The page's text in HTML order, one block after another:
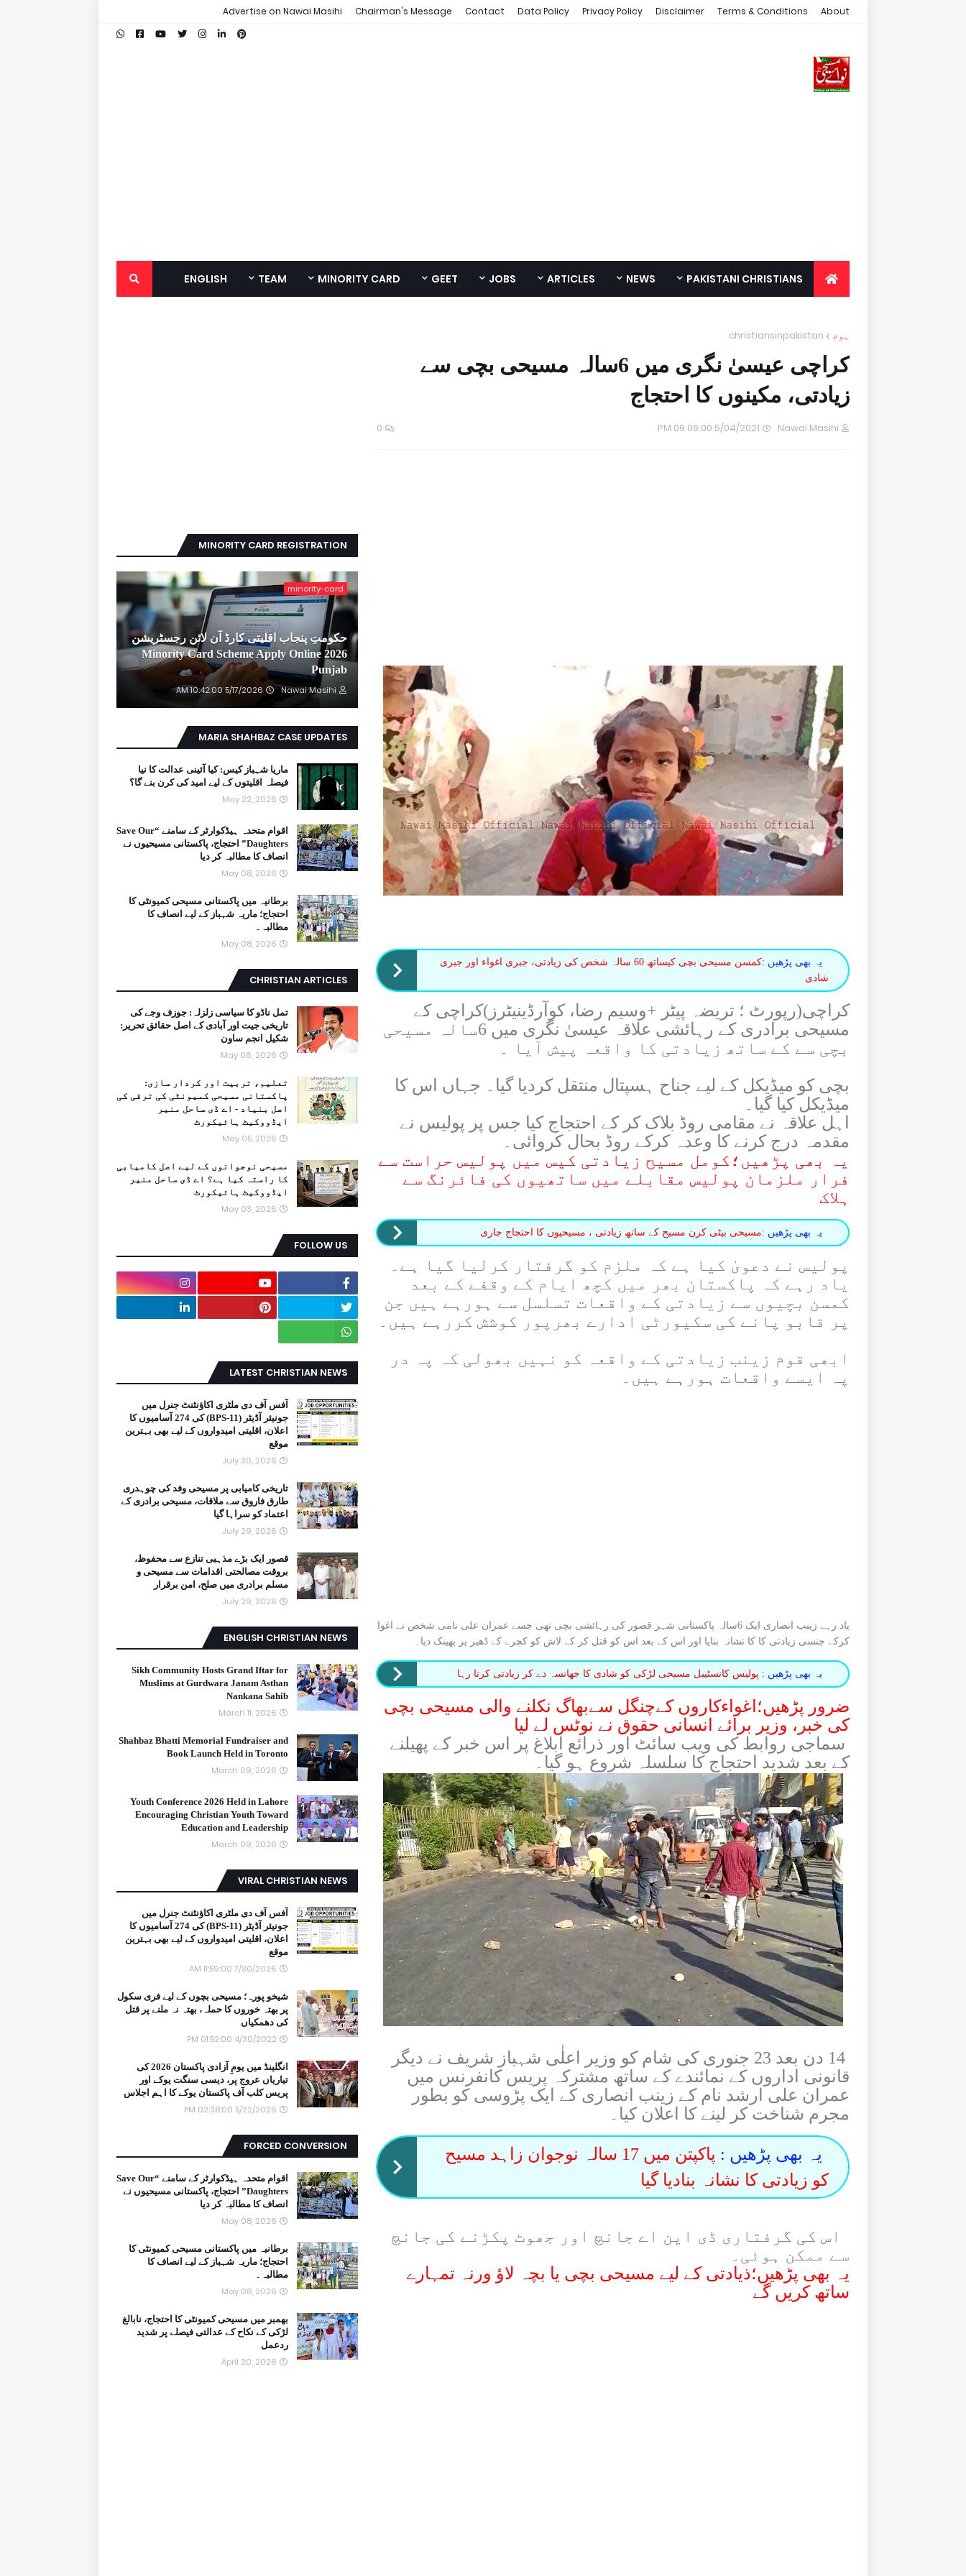
About
Terms & Conditions
Disclaimer
Privacy Policy
Data Policy
Contact
Chairman's Message
Advertise on Nawai Masihi
PAKISTANI CHRISTIANS
NEWS
ARTICLES
JOBS
GEET
MINORITY CARD
TEAM
ENGLISH
ہوم christiansinpakistan
کراچی عیسیٰ نگری میں 6سالہ مسیحی بچی سے
زیادتی، مکینوں کا احتجاج
Nawai Masihi
5/04/2021 09:06:00 PM
0
یہ بھی پڑھیں :
کمسن مسیحی بچی کیساتھ 60 سالہ شخص کی زیادتی، جبری اغواء اور جبری
شادی
کراچی(رپورٹ ؛ تریضہ پیٹر +وسیم رضا، کوآرڈینیٹرز)کراچی کے
مسیحی برادری کے رہائشی علاقہ عیسیٰ نگری میں 6سالہ مسیحی
بچی سے کے ساتھ زیادتی کا واقعہ پیش آیا ۔
بچی کو میڈیکل کے لیے جناح ہسپتال منتقل کردیا گیا۔ جہاں اس کا
میڈیکل کیا گیا۔
اہل علاقہ نے مقامی روڈ بلاک کر کے احتجاج کیا جس پر پولیس نے
مقدمہ درج کرنے کا وعدہ کرکے روڈ بحال کروائی۔
یہ بھی پڑھیں؛کومل مسیح زیادتی کیس میں پولیس حراست سے
فرار ملزمان پولیس مقابلے میں ساتھیوں کی فائرنگ سے
ہلاک
یہ بھی پڑھیں :مسیحی بیٹی کرن مسیح کے ساتھ زیادتی ، مسیحیوں کا احتجاج جاری
پولیس نے دعویٰ کیا ہے کہ ملزم کو گرفتار کرلیا گیا ہے۔
یاد رہے کہ پاکستان بھر میں کچھ ایام کے وقفے کے بعد
کمسن بچیوں سے زیادتی کے واقعات تسلسل سے ہورہے ہیں جن
پر قابو پانے کی سکیورٹی ادارے بھرپور کوشش کررہے ہیں۔
ابھی قوم زینب زیادتی کے واقعہ کو نہیں بھولی کہ پہ در
پہ ایسے واقعات ہورہے ہیں۔
یاد رہے زینب انصاری ایک 6سالہ پاکستانی شہر قصور کی رہائشی بچی تھی جسے عمران علی نامی شخص نے اغوا
کرکے جنسی زیادتی کا کا نشانہ بنایا اور اس کے بعد اس کو قتل کر کے لاش کو کچرے کے ڈھیر پر پھینک دیا۔
یہ بھی پڑھیں : پولیس کانسٹیبل مسیحی لڑکی کو شادی کا جھانسہ دے کر زیادتی کرتا رہا
ضرور پڑھیں؛اغواءکاروں کےچنگل سےبھاگ نکلنے والی مسیحی بچی
کی خبر، وزیر برائے انسانی حقوق نے نوٹس لے لیا
سماجی روابط کی ویب سائٹ اور ذرائع ابلاغ پر اس خبر کے پھیلنے
کے بعد شدید احتجاج کا سلسلہ شروع ہو گیا۔
14 دن بعد 23 جنوری کی شام کو وزیر اعلٰی شہباز شریف نے دیگر
قانونی اداروں کے نمائندے کے ساتھ مشترکہ پریس کانفرنس میں
عمران علی ارشد نام کے زینب انصاری کے ایک پڑوسی کو بطور
مجرم شناخت کر لینے کا اعلان کیا۔
یہ بھی پڑھیں :
پاکپتن میں 17 سالہ نوجوان زاہد مسیح
کو زیادتی کا نشانہ بنادیا گیا
اس کی گرفتاری ڈی این اے جانچ اور جھوٹ پکڑنے کی جانچ
سے ممکن ہوئی۔
یہ بھی پڑھیں؛ذیادتی کے لیے مسیحی بچی یا بچہ لاؤ ورنہ تمہارے
ساتھ کریں گے
MINORITY CARD REGISTRATION
minority-card
حکومتِ پنجاب اقلیتی کارڈ آن لائن رجسٹریشن
2026 Minority Card Scheme Apply Online
Punjab
Nawai Masihi
5/17/2026 10:42:00 AM
MARIA SHAHBAZ CASE UPDATES
ماریا شہباز کیس: کیا آئینی عدالت کا نیا
فیصلہ اقلیتوں کے لیے امید کی کرن بنے گا؟
May 22, 2026
اقوام متحدہ ہیڈکوارٹر کے سامنے “Save Our
Daughters” احتجاج، پاکستانی مسیحیوں نے
انصاف کا مطالبہ کر دیا
May 08, 2026
برطانیہ میں پاکستانی مسیحی کمیونٹی کا
احتجاج؛ ماریہ شہباز کے لیے انصاف کا
مطالبہ۔
May 08, 2026
CHRISTIAN ARTICLES
تمل ناڈو کا سیاسی زلزلہ: جوزف وجے کی
تاریخی جیت اور آبادی کے اصل حقائق تحریر:
شکیل انجم ساون
May 06, 2026
تعلیم، تربیت اور کردار سازی:
پاکستانی مسیحی کمیونٹی کی ترقی کی
اصل بنیاد - اے ڈی ساحل منیر
ایڈووکیٹ ہائیکورٹ
May 05, 2026
مسیحی نوجوانوں کے لیے اصل کامیابی
کا راستہ کیا ہے؟ اے ڈی ساحل منیر
ایڈووکیٹ ہائیکورٹ
May 03, 2026
FOLLOW US
LATEST CHRISTIAN NEWS
آفس آف دی ملٹری اکاؤنٹنٹ جنرل میں
جونیئر آڈیٹر (BPS-11) کی 274 آسامیوں کا
اعلان، اقلیتی امیدواروں کے لیے بھی بہترین
موقع
July 30, 2026
تاریخی کامیابی پر مسیحی وفد کی چوہدری
طارق فاروق سے ملاقات، مسیحی برادری کے
اعتماد کو سراہا گیا
July 29, 2026
قصور ایک بڑے مذہبی تنازع سے محفوظ،
بروقت مصالحتی اقدامات سے مسیحی و
مسلم برادری میں صلح، امن برقرار
July 29, 2026
ENGLISH CHRISTIAN NEWS
Sikh Community Hosts Grand Iftar for
Muslims at Gurdwara Janam Asthan
Nankana Sahib
March 11, 2026
Shahbaz Bhatti Memorial Fundraiser and
Book Launch Held in Toronto
March 09, 2026
Youth Conference 2026 Held in Lahore
Encouraging Christian Youth Toward
Education and Leadership
March 09, 2026
VIRAL CHRISTIAN NEWS
آفس آف دی ملٹری اکاؤنٹنٹ جنرل میں
جونیئر آڈیٹر (BPS-11) کی 274 آسامیوں کا
اعلان، اقلیتی امیدواروں کے لیے بھی بہترین
موقع
7/30/2026 11:59:00 AM
شیخو پورہ؛ مسیحی بچوں کے لیے فری سکول
پر بھتہ خوروں کا حملہ، بھتہ نہ ملنے پر قتل
کی دھمکیاں
4/30/2022 01:52:00 PM
انگلینڈ میں یومِ آزادی پاکستان 2026 کی
تیاریاں عروج پر، دیسی سنگت یوکے اور
پریس کلب آف پاکستان یوکے کا اہم اجلاس
5/22/2026 02:38:00 PM
FORCED CONVERSION
اقوام متحدہ ہیڈکوارٹر کے سامنے “Save Our
Daughters” احتجاج، پاکستانی مسیحیوں نے
انصاف کا مطالبہ کر دیا
May 08, 2026
برطانیہ میں پاکستانی مسیحی کمیونٹی کا
احتجاج؛ ماریہ شہباز کے لیے انصاف کا
مطالبہ۔
May 08, 2026
بھمبر میں مسیحی کمیونٹی کا احتجاج، نابالغ
لڑکی کے نکاح کے عدالتی فیصلے پر شدید
ردعمل
April 20, 2026